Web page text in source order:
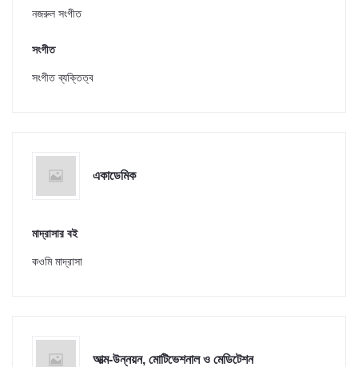
নজরুল সংগীত
সংগীত
সংগীত ব্যক্তিত্ব
একাডেমিক
মাদ্রাসার বই
কওমি মাদ্রাসা
আত্ম-উন্নয়ন, মোটিভেশনাল ও মেডিটেশন